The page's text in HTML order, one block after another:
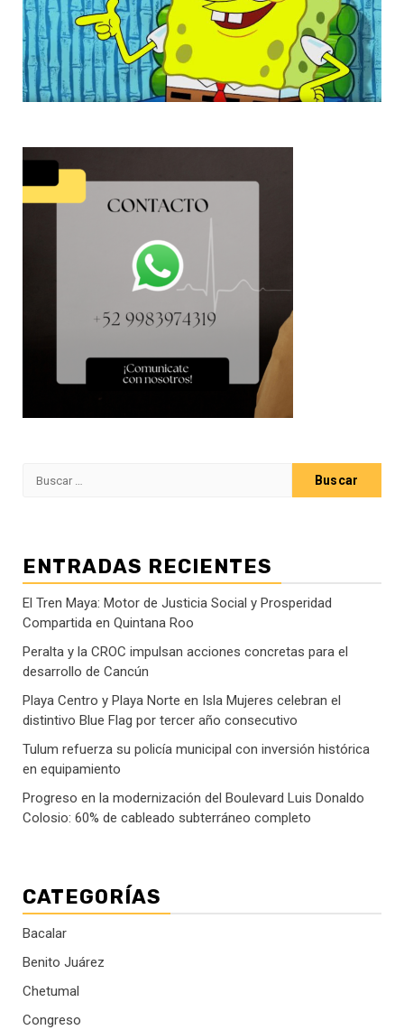
ENTRADAS RECIENTES
El Tren Maya: Motor de Justicia Social y Prosperidad
Compartida en Quintana Roo
Peralta y la CROC impulsan acciones concretas para el
desarrollo de Cancún
Playa Centro y Playa Norte en Isla Mujeres celebran el
distintivo Blue Flag por tercer año consecutivo
Tulum refuerza su policía municipal con inversión histórica
en equipamiento
Progreso en la modernización del Boulevard Luis Donaldo
Colosio: 60% de cableado subterráneo completo
CATEGORÍAS
Bacalar
Benito Juárez
Chetumal
Congreso